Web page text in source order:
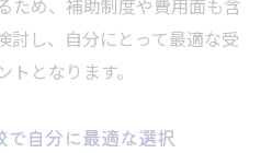
ため、補助制度や費用面も含
討し、自分にとって最適な受
となります。
自分に最適な選択